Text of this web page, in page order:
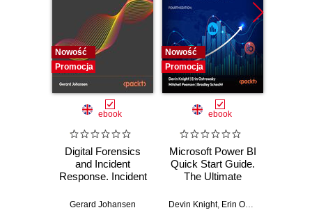
Nowość
Promocja
ebook
Digital Forensics
and Incident
Response. Incident
and techniques for
Gerard Johansen
Nowość
Promocja
ebook
Microsoft Power BI
Quick Start Guide.
The Ultimate
to Power BI, Data
Devin Knight, Erin Ostrowsky